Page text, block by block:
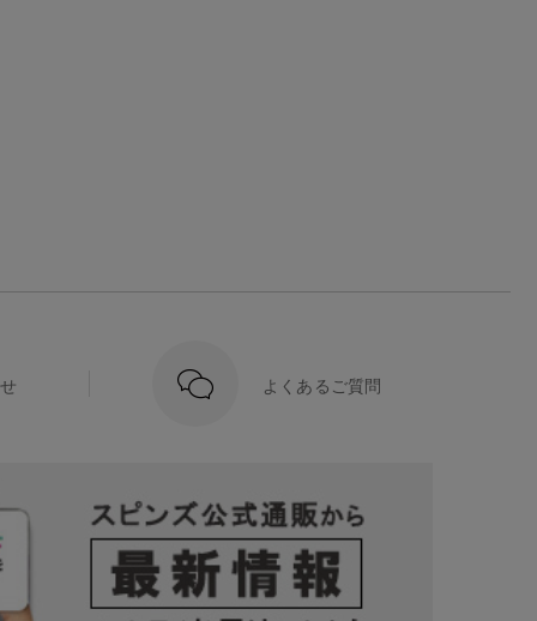
よくあるご質問